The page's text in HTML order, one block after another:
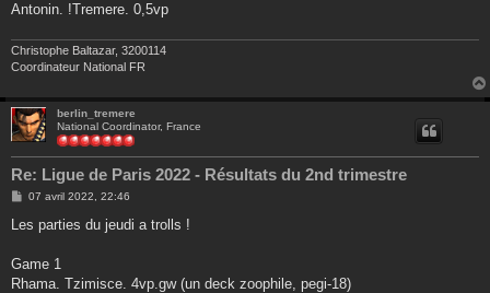
Antonin. !Tremere. 0,5vp
Christophe Baltazar, 3200114
Coordinateur National FR
berlin_tremere
National Coordinator, France
Re: Ligue de Paris 2022 - Résultats du 2nd trimestre
M
s
g
07 avril 2022, 22:46
Les parties du jeudi a trolls !
Game 1
Rhama. Tzimisce. 4vp.gw (un deck zoophile, pegi-18)